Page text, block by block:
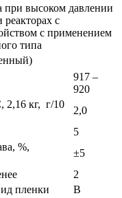
при высоком давлении
реакторах с
с применением
типа
917 –
920
2,16 кг, г/10
2,0
5
%,
±5
2
пленки
В